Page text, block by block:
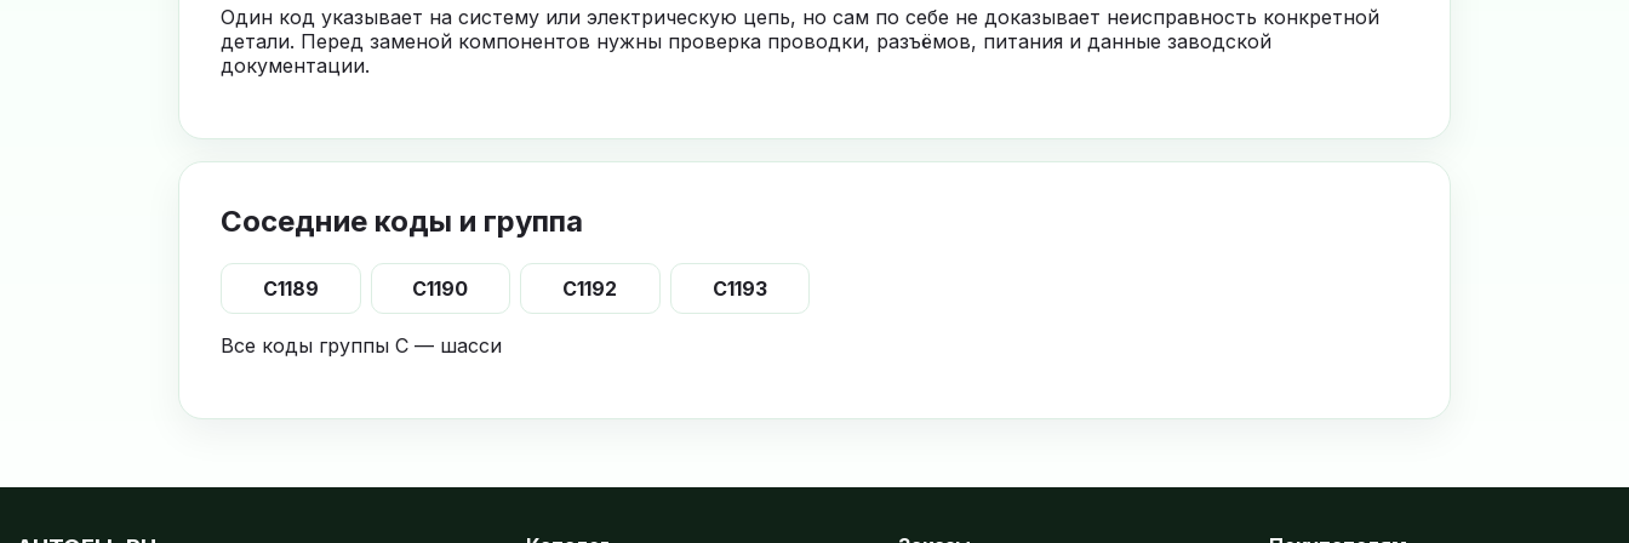
Один код указывает на систему или электрическую цепь, но сам по себе не доказывает неисправность конкретной
детали. Перед заменой компонентов нужны проверка проводки, разъёмов, питания и данные заводской
документации.
Соседние коды и группа
C1189 C1190 C1192 C1193
Все коды группы C — шасси